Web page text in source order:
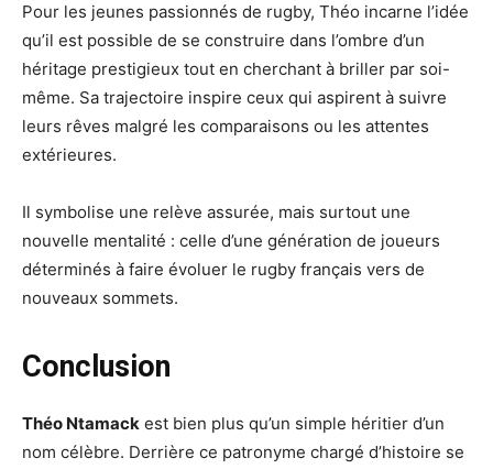
Pour les jeunes passionnés de rugby, Théo incarne l’idée
qu’il est possible de se construire dans l’ombre d’un
héritage prestigieux tout en cherchant à briller par soi-
même. Sa trajectoire inspire ceux qui aspirent à suivre
leurs rêves malgré les comparaisons ou les attentes
extérieures.
Il symbolise une relève assurée, mais surtout une
nouvelle mentalité : celle d’une génération de joueurs
déterminés à faire évoluer le rugby français vers de
nouveaux sommets.
Conclusion
Théo Ntamack est bien plus qu’un simple héritier d’un
nom célèbre. Derrière ce patronyme chargé d’histoire se